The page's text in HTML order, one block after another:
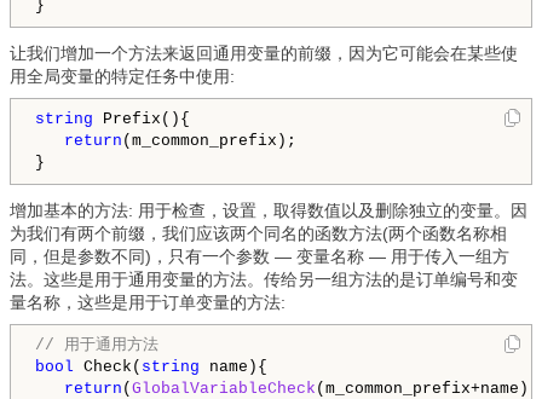
让我们增加一个方法来返回通用变量的前缀，因为它可能会在某些使
用全局变量的特定任务中使用:
string Prefix(){
return (m_common_prefix);
增加基本的方法: 用于检查，设置，取得数值以及删除独立的变量。因
为我们有两个前缀，我们应该两个同名的函数方法(两个函数名称相
同，但是参数不同)，只有一个参数 — 变量名称 — 用于传入一组方
法。这些是用于通用变量的方法。传给另一组方法的是订单编号和变
量名称，这些是用于订单变量的方法:
// 用于通用方法
bool Check( string name){
return ( GlobalVariableCheck